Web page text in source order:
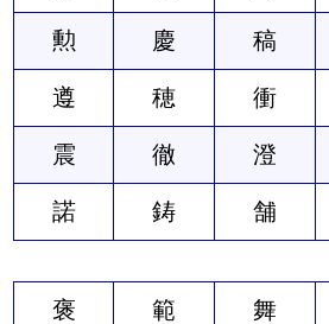
勲 慶 稿
遵 穂 衝
震 徹 澄
諾 鋳 舗
褒 範 舞